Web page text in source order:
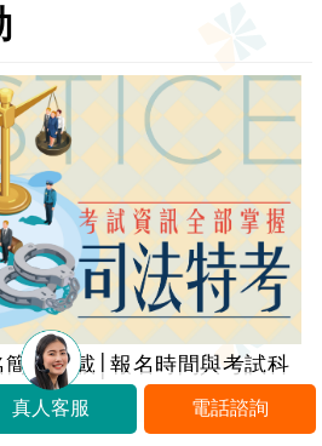
章下載│報名時間與考試科
真人客服 電話諮詢